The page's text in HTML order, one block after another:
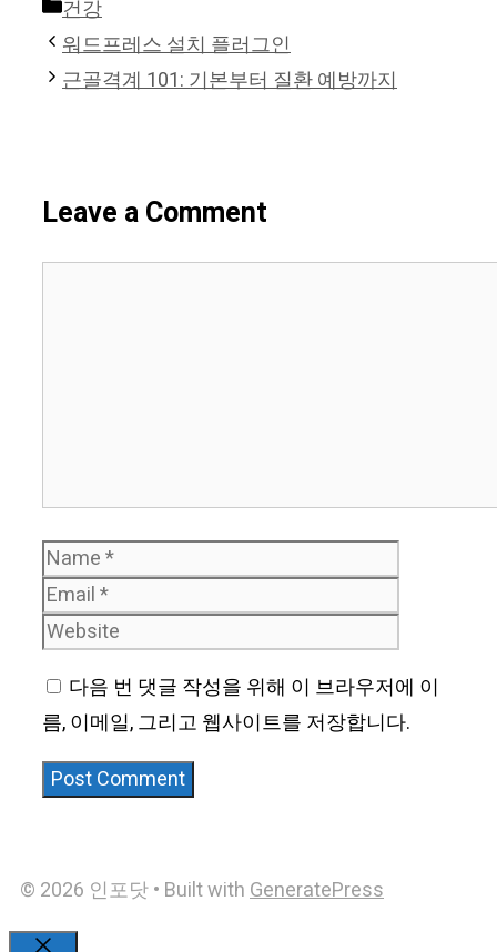
Categories
건강
워드프레스 설치 플러그인
근골격계 101: 기본부터 질환 예방까지
Leave a Comment
Name
다음 번 댓글 작성을 위해 이 브라우저에 이
름, 이메일, 그리고 웹사이트를 저장합니다.
© 2026 인포닷• Built withGeneratePress